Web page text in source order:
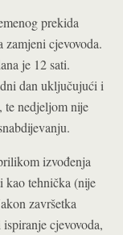
prekida
zamjeni cjevovoda.
je 12 sati.
dan uključujući i
nedjeljom nije
izvođenja
kao tehnička (nije
završetka
cjevovoda,